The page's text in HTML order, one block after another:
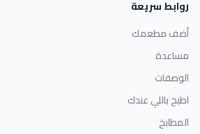
روابط سريعة
أضف مطعمك
مساعدة
الوصفات
اطبخ باللي عندك
المطابخ